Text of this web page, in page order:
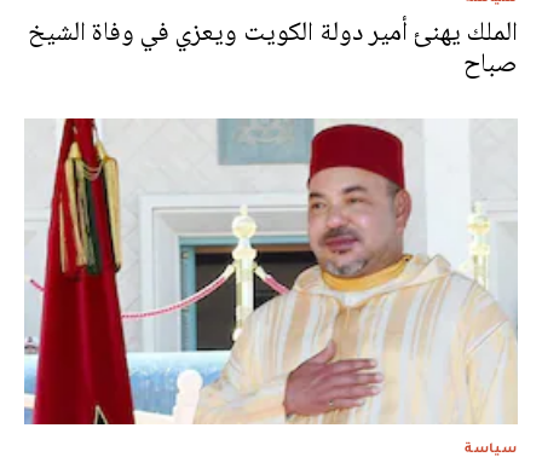
الملك يهنئ أمير دولة الكويت ويعزي في وفاة الشيخ
صباح
سياسة